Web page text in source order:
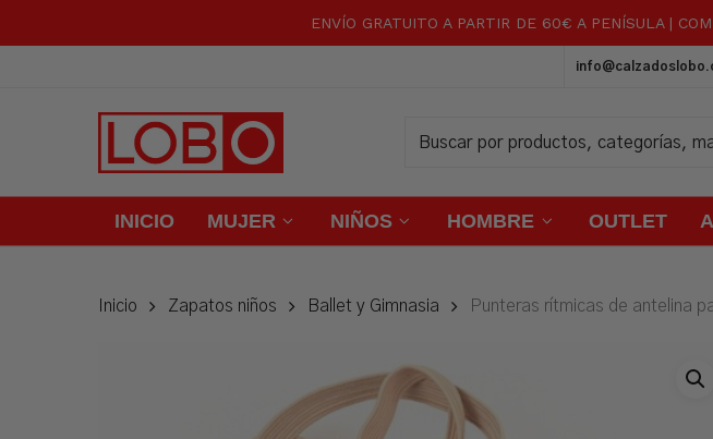
ENVÍO GRATUITO A PARTIR DE 60€ A PENÍSULA |
INICIO MUJER NIÑOS HOMBRE OUTLET
Inicio Zapatos niños Ballet y Gimnasia Punteras rítmicas de antelina